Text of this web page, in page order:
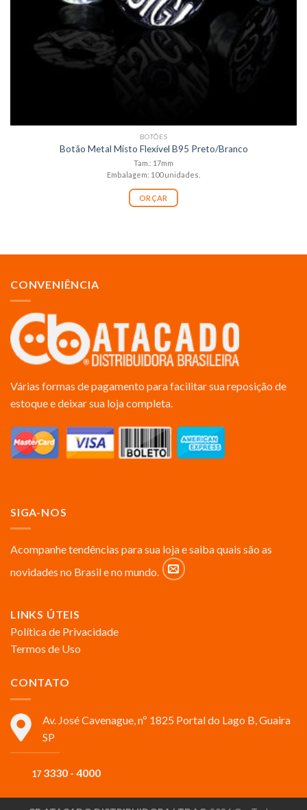
BOTÕES
Botão Metal Misto Flexível B95 Preto/Branco
Tam.: 17mm
Embalagem: 100 unidades.
ORÇAR
CONVENIÊNCIA
Várias formas de pagamento para facilitar sua reposição de
estoque e deixar sua loja completa.
SIGA-NOS
Acompanhe tendências para sua loja e saiba quais são as
novidades no Brasil e no mundo.
LINKS ÚTEIS
Política de Privacidade
Termos de Uso
CONTATO
Av. José Cavenague, nº 1825 Portal do Lago B, Guaira
SP
17 3330 - 4000